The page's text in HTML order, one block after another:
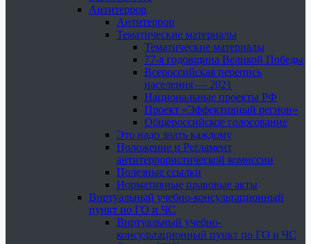
Антитеррор
Антитеррор
Тематические материалы
Тематические материалы
77-я годовщина Великой Победы
Всероссийская перепись
населения — 2021
Национальные проекты РФ
Проект «Эффективный регион»
Общероссийское голосование
Это надо знать каждому
Положение и Регламент
антитеррористической комиссии
Полезные ссылки
Нормативные правовые акты
Виртуальный учебно-консультационный
пункт по ГО и ЧС
Виртуальный учебно-
консультационный пункт по ГО и ЧС